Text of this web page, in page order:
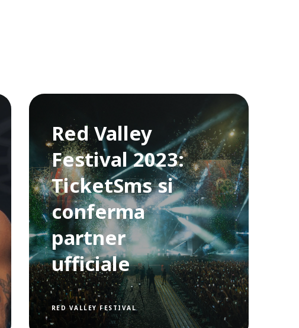
Red Valley
Festival 2023:
TicketSms si
conferma
partner
ufficiale
RED VALLEY FESTIVAL